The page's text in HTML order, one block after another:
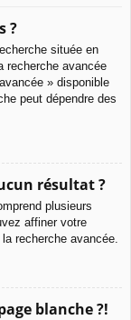
?
située en
recherche avancée
» disponible
peut dépendre des
résultat ?
plusieurs
affiner votre
recherche avancée.
blanche ?!